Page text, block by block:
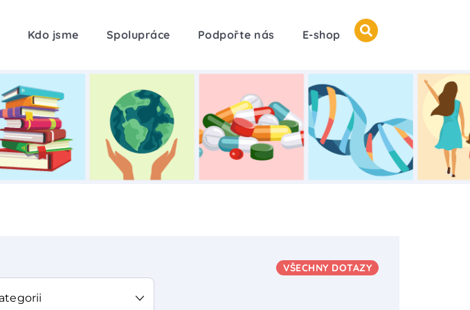
Kdo jsme Spolupráce Podpořte nás E-shop
VŠECHNY DOTAZY